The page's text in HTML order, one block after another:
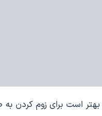
است برای زوم کردن به